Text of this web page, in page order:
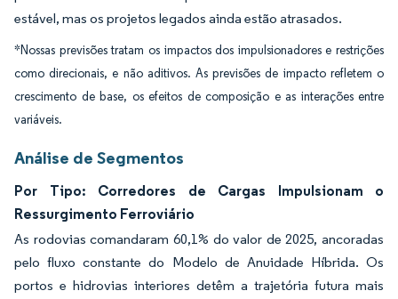
estável, mas os projetos legados ainda estão atrasados.
*Nossas previsões tratam os impactos dos impulsionadores e restrições
como direcionais, e não aditivos. As previsões de impacto refletem o
crescimento de base, os efeitos de composição e as interações entre
variáveis.
Análise de Segmentos
Por Tipo: Corredores de Cargas Impulsionam o
Ressurgimento Ferroviário
As rodovias comandaram 60,1% do valor de 2025, ancoradas
pelo fluxo constante do Modelo de Anuidade Híbrida. Os
portos e hidrovias interiores detêm a trajetória futura mais